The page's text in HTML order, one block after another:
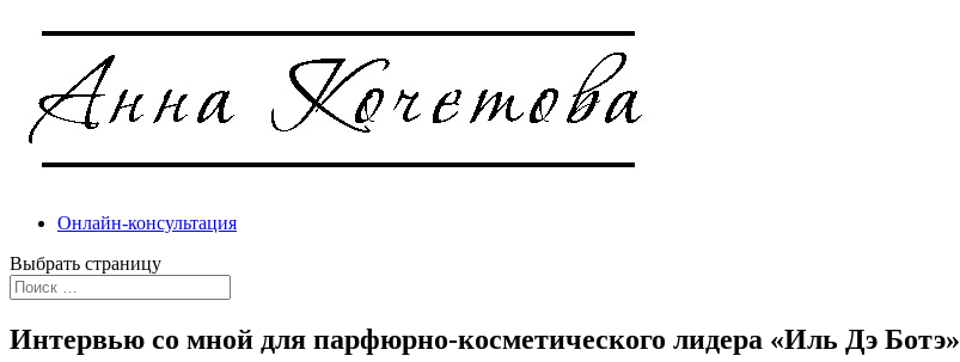
Онлайн-консультация
Выбрать страницу
Интервью со мной для парфюрно-косметического лидера «Иль Дэ Ботэ»